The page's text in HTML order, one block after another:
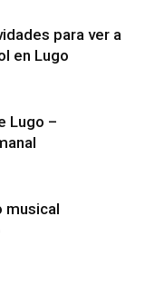
para ver a
en Lugo
Lugo –
musical